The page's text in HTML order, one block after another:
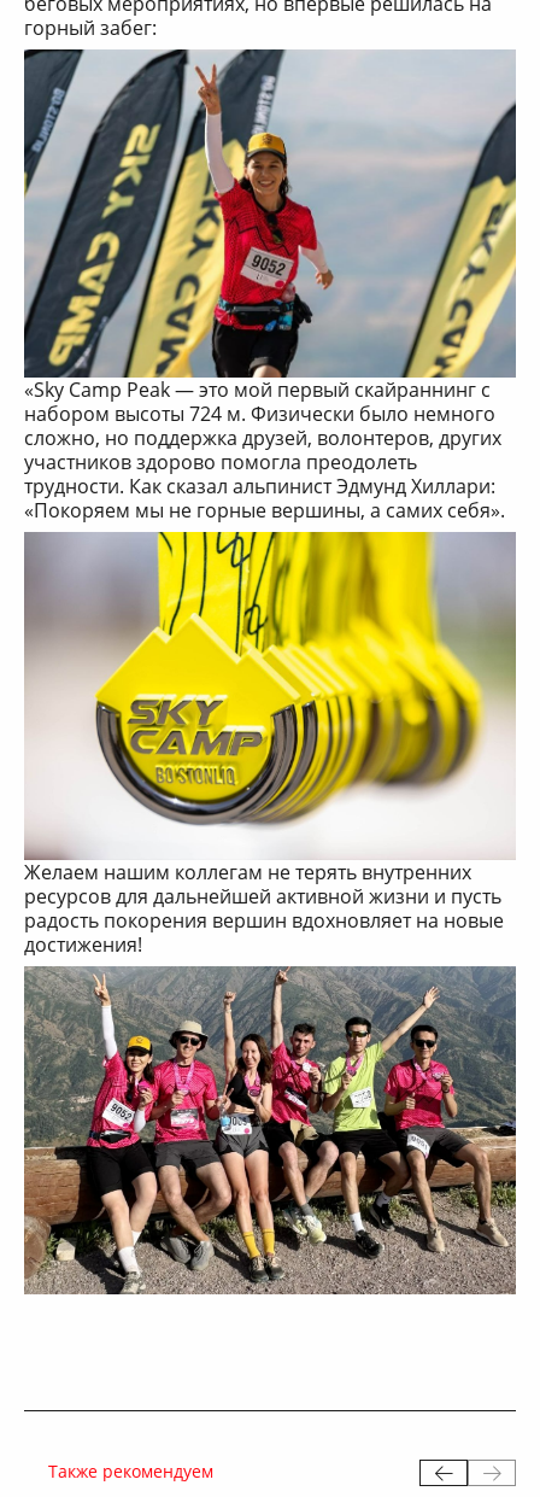
горный забег:
«Sky Camp Peak — это мой первый скайраннинг с
набором высоты 724 м. Физически было немного
сложно, но поддержка друзей, волонтеров, других
участников здорово помогла преодолеть
трудности. Как сказал альпинист Эдмунд Хиллари:
«Покоряем мы не горные вершины, а самих себя».
Желаем нашим коллегам не терять внутренних
ресурсов для дальнейшей активной жизни и пусть
радость покорения вершин вдохновляет на новые
достижения!
Также рекомендуем